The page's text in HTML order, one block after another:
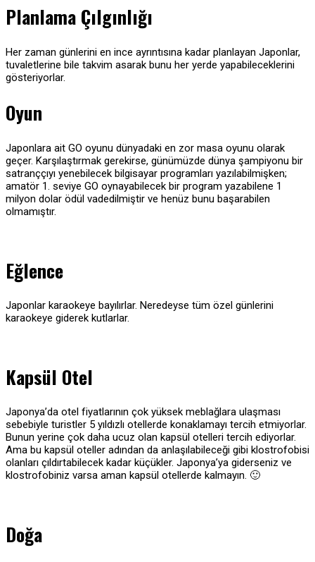
Planlama Çılgınlığı
Her zaman günlerini en ince ayrıntısına kadar planlayan Japonlar,
tuvaletlerine bile takvim asarak bunu her yerde yapabileceklerini
gösteriyorlar.
Oyun
Japonlara ait GO oyunu dünyadaki en zor masa oyunu olarak
geçer. Karşılaştırmak gerekirse, günümüzde dünya şampiyonu bir
satranççıyı yenebilecek bilgisayar programları yazılabilmişken;
amatör 1. seviye GO oynayabilecek bir program yazabilene 1
milyon dolar ödül vadedilmiştir ve henüz bunu başarabilen
olmamıştır.
Eğlence
Japonlar karaokeye bayılırlar. Neredeyse tüm özel günlerini
karaokeye giderek kutlarlar.
Kapsül Otel
Japonya’da otel fiyatlarının çok yüksek meblağlara ulaşması
sebebiyle turistler 5 yıldızlı otellerde konaklamayı tercih etmiyorlar.
Bunun yerine çok daha ucuz olan kapsül otelleri tercih ediyorlar.
Ama bu kapsül oteller adından da anlaşılabileceği gibi klostrofobisi
olanları çıldırtabilecek kadar küçükler. Japonya’ya giderseniz ve
klostrofobiniz varsa aman kapsül otellerde kalmayın. 🙂
Doğa